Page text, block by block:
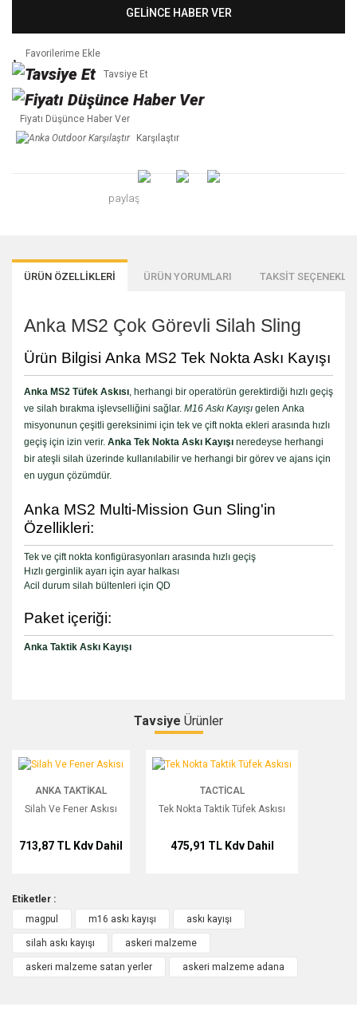
GELİNCE HABER VER
Tavsiye Et
Fiyatı Düşünce Haber Ver
Karşılaştır
paylaş
ÜRÜN ÖZELLİKLERİ ÜRÜN YORUMLARI TAKSİT
Anka MS2 Çok Görevli Silah Sling
Ürün Bilgisi Anka MS2 Tek Nokta Askı Kayışı
Anka MS2 Tüfek Askısı, herhangi bir operatörün gerektirdiği hızlı geçiş
ve silah bırakma işlevselliğini sağlar. M16 Askı Kayışı gelen Anka
misyonunun çeşitli gereksinimi için tek ve çift nokta ekleri arasında hızlı
geçiş için izin verir. Anka Tek Nokta Askı Kayışı neredeyse herhangi
bir ateşli silah üzerinde kullanılabilir ve herhangi bir görev ve ajans için
en uygun çözümdür.
Anka MS2 Multi-Mission Gun Sling'in
Özellikleri:
Tek ve çift nokta konfigürasyonları arasında hızlı geçiş
Hızlı gerginlik ayarı için ayar halkası
Acil durum silah bültenleri için QD
Paket içeriği:
Anka Taktik Askı Kayışı
Bu ürüne ilk yorumu siz yapın!
Yorum Yaz
Tavsiye Ürünler
Silah Ve Fener Askısı
ANKA TAKTIKAL
Silah Ve Fener Askısı
713,87 TL Kdv Dahil
Tek Nokta Taktik Tüfek Askısı
TACTICAL
Tek Nokta Taktik Tüfek Askısı
475,91 TL Kdv Dahil
Etiketler :
magpul
m16 askı kayışı askı kayışı
silah askı kayışı askeri malzeme
askeri malzeme satan yerler askeri malzeme adana